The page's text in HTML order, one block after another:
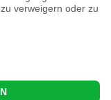
Rückgabe
technischen Betrieb
die Interaktion mit
vereinfachen